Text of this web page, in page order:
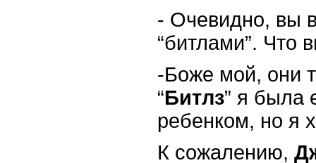
- Очевидно, вы
“битлами”. Что
-Боже мой, они
“Битлз” я была
ребенком, но я
К сожалению,